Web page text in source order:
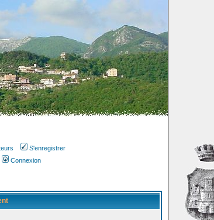
S'enregistrer
Connexion